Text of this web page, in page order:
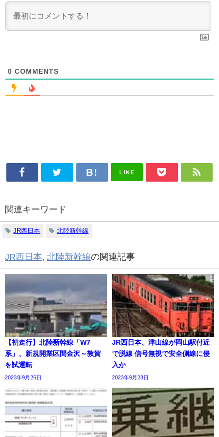
0 COMMENTS
LINE
関連キーワード
JR西日本 北陸新幹線
JR西日本, 北陸新幹線の関連記事
【初走行】北陸新幹線「W7
系」、新規開業区間金沢～敦賀
を試運転
2023年9月26日
JR西日本、津山線が岡山駅付近
で脱線 信号無視で安全側線に侵
入か
2023年9月23日